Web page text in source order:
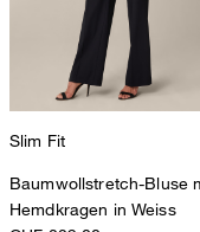
Slim Fit
Baumwollstretch-Bluse
Hemdkragen in Weiss